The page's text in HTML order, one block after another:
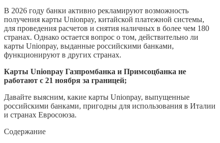
В 2026 году банки активно рекламируют возможность
получения карты Unionpay, китайской платежной системы,
для проведения расчетов и снятия наличных в более чем 180
странах. Однако остается вопрос о том, действительно ли
карты Unionpay, выданные российскими банками,
функционируют в других странах.
Карты Unionpay Газпромбанка и Примсоцбанка не
работают с 21 ноября за границей;
Давайте выясним, какие карты Unionpay, выпущенные
российскими банками, пригодны для использования в Италии
и странах Евросоюза.
Содержание